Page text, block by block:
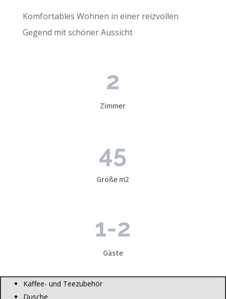
Komfortables Wohnen in einer reizvollen
Gegend mit schöner Aussicht
2
Zimmer
45
Größe m2
1-2
Gäste
Kaffee- und Teezubehör
Dusche